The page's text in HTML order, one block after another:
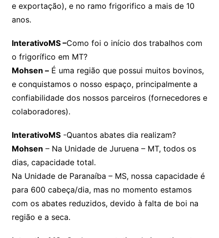
e exportação), e no ramo frigorifico a mais de 10
anos.
InterativoMS –Como foi o início dos trabalhos com
o frigorífico em MT?
Mohsen –É uma região que possui muitos bovinos,
e conquistamos o nosso espaço, principalmente a
confiabilidade dos nossos parceiros (fornecedores e
colaboradores).
InterativoMS-Quantos abates dia realizam?
Mohsen – Na Unidade de Juruena – MT, todos os
dias, capacidade total.
Na Unidade de Paranaíba – MS, nossa capacidade é
para 600 cabeça/dia, mas no momento estamos
com os abates reduzidos, devido à falta de boi na
região e a seca.